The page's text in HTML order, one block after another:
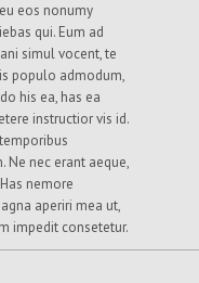
eos nonumy
qui. Eum ad
simul vocent, te
populo admodum,
his ea, has ea
instructior vis id.
Ne nec erant aeque,
nemore
aperiri mea ut,
impedit consetetur.